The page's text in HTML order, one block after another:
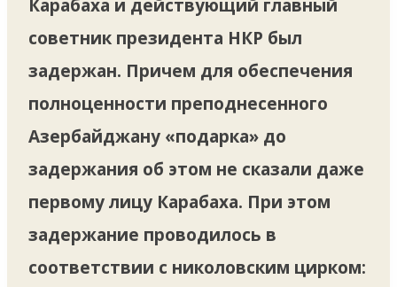
Карабаха и действующий главный
советник президента НКР был
задержан. Причем для обеспечения
полноценности преподнесенного
Азербайджану «подарка» до
задержания об этом не сказали даже
первому лицу Карабаха. При этом
задержание проводилось в
соответствии с николовским цирком: